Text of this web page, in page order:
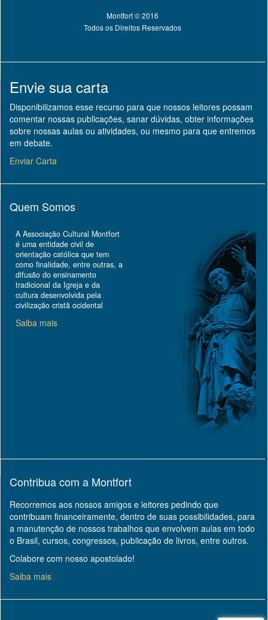
Montfort © 2016
Todos os Direitos Reservados
Envie sua carta
Disponibilizamos esse recurso para que nossos leitores possam
comentar nossas publicações, sanar dúvidas, obter informações
sobre nossas aulas ou atividades, ou mesmo para que entremos
em debate.
Enviar Carta
Quem Somos
A Associação Cultural Montfort
é uma entidade civil de
orientação católica que tem
como finalidade, entre outras, a
difusão do ensinamento
tradicional da Igreja e da
cultura desenvolvida pela
civilização cristã ocidental
Saiba mais
Contribua com a Montfort
Recorremos aos nossos amigos e leitores pedindo que
contribuam financeiramente, dentro de suas possibilidades, para
a manutenção de nossos trabalhos que envolvem aulas em todo
o Brasil, cursos, congressos, publicação de livros, entre outros.
Colabore com nosso apostolado!
Saiba mais